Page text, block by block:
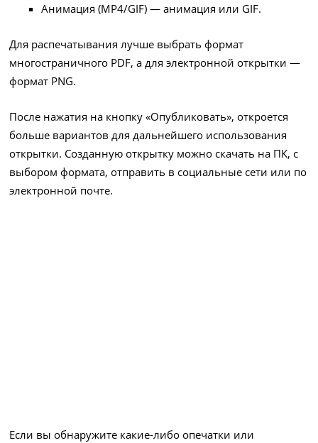
Анимация (MP4/GIF) — анимация или GIF.
Для распечатывания лучше выбрать формат
многостраничного PDF, а для электронной открытки —
формат PNG.
После нажатия на кнопку «Опубликовать», откроется
больше вариантов для дальнейшего использования
открытки. Созданную открытку можно скачать на ПК, с
выбором формата, отправить в социальные сети или по
электронной почте.
Если вы обнаружите какие-либо опечатки или